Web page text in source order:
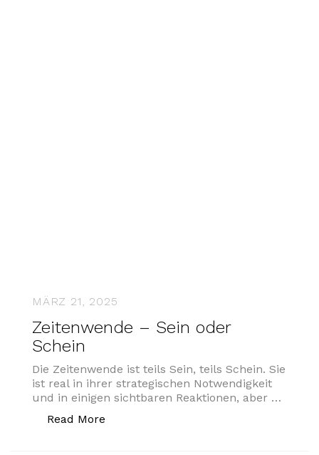
MÄRZ 21, 2025
Zeitenwende – Sein oder
Schein
Die Zeitenwende ist teils Sein, teils Schein. Sie
ist real in ihrer strategischen Notwendigkeit
und in einigen sichtbaren Reaktionen, aber …
Read More